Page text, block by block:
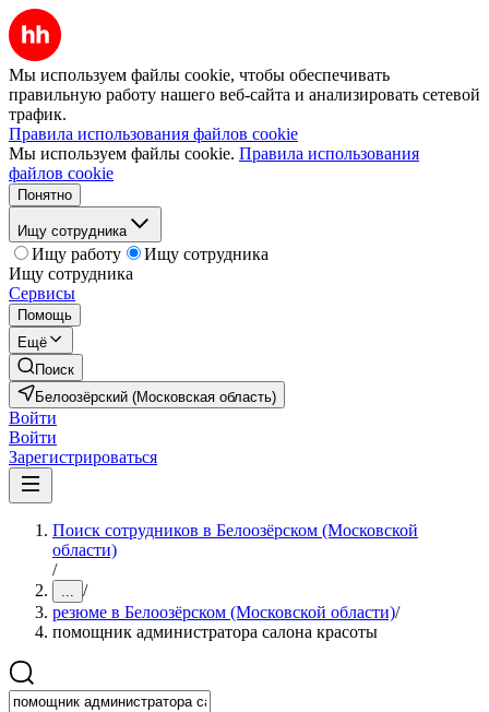
Мы используем файлы cookie, чтобы обеспечивать
правильную работу нашего веб-сайта и анализировать сетевой
трафик.
Правила использования файлов cookie
Мы используем файлы cookie. Правила использования
файлов cookie
Понятно
Ищу сотрудника
Ищу работу
Ищу сотрудника
Ищу сотрудника
Сервисы
Помощь
Ещё
Поиск
Белоозёрский (Московская область)
Войти
Войти
Зарегистрироваться
Поиск сотрудников в Белоозёрском (Московской
области)
/
... /
резюме в Белоозёрском (Московской области)/
помощник администратора салона красоты